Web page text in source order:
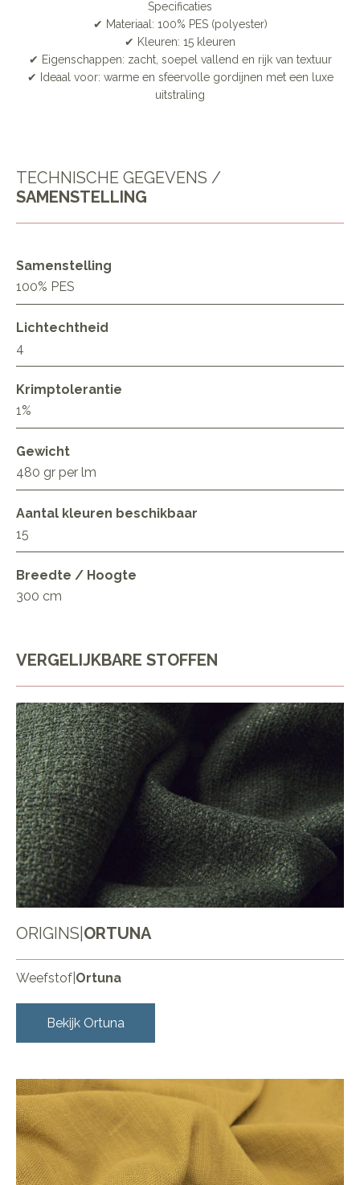
Specificaties
✔ Materiaal: 100% PES (polyester)
✔ Kleuren: 15 kleuren
✔ Eigenschappen: zacht, soepel vallend en rijk van textuur
✔ Ideaal voor: warme en sfeervolle gordijnen met een luxe
uitstraling
TECHNISCHE GEGEVENS /
SAMENSTELLING
Samenstelling
100% PES
Lichtechtheid
4
Krimptolerantie
1%
Gewicht
480 gr per lm
Aantal kleuren beschikbaar
15
Breedte / Hoogte
300 cm
VERGELIJKBARE STOFFEN
ORIGINS ORTUNA
Weefstof Ortuna
Bekijk Ortuna